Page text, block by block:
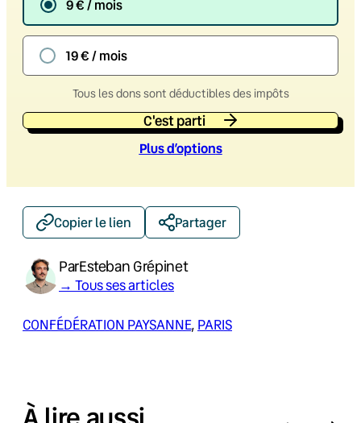
9 € / mois
19 € / mois
Tous les dons sont déductibles des impôts
C'est parti
Plus d’options
Copier le lien Partager
ParEsteban Grépinet
→ Tous ses articles
CONFÉDÉRATION PAYSANNE, PARIS